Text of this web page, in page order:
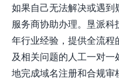
如果自己无法解决或遇
服务商协助办理。垦派科
年行业经验，提供全流
及相关问题的人工一对
地完成域名注册和合规审